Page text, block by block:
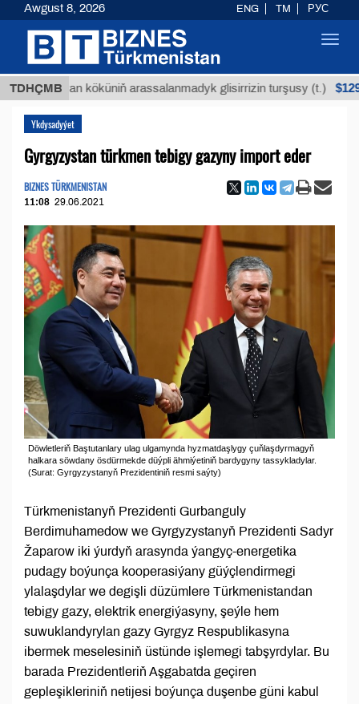
TDHÇMB
Buýan köküniň arassalanmadyk glisirrizin turşusy (t.) $12935,18
Ykdysadyýet
Gyrgyzystan türkmen tebigy gazyny import eder
BIZNES TÜRKMENISTAN
11:08 29.06.2021
Döwletleriň Baştutanlary ulag ulgamynda hyzmatdaşlygy çuňlaşdyrmagyň
halkara söwdany ösdürmekde düýpli ähmiýetiniň bardygyny tassykladylar.
(Surat: Gyrgyzystanyň Prezidentiniň resmi saýty)
Türkmenistanyň Prezidenti Gurbanguly
Berdimuhamedow we Gyrgyzystanyň Prezidenti Sadyr
Žaparow iki ýurdyň arasynda ýangyç-energetika
pudagy boýunça kooperasiýany güýçlendirmegi
ylalaşdylar we degişli düzümlere Türkmenistandan
tebigy gazy, elektrik energiýasyny, şeýle hem
suwuklandyrylan gazy Gyrgyz Respublikasyna
ibermek meselesiniň üstünde işlemegi tabşyrdylar. Bu
barada Prezidentleriň Aşgabatda geçiren
gepleşikleriniň netijesi boýunça duşenbe güni kabul
Awgust 8, 2026 ENG TM РУС